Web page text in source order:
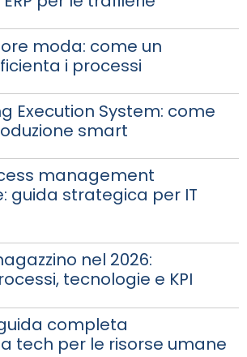
moda: come un
i processi
Execution System: come
smart
management
guida strategica per IT
nel 2026:
tecnologie e KPI
completa
tech per le risorse umane